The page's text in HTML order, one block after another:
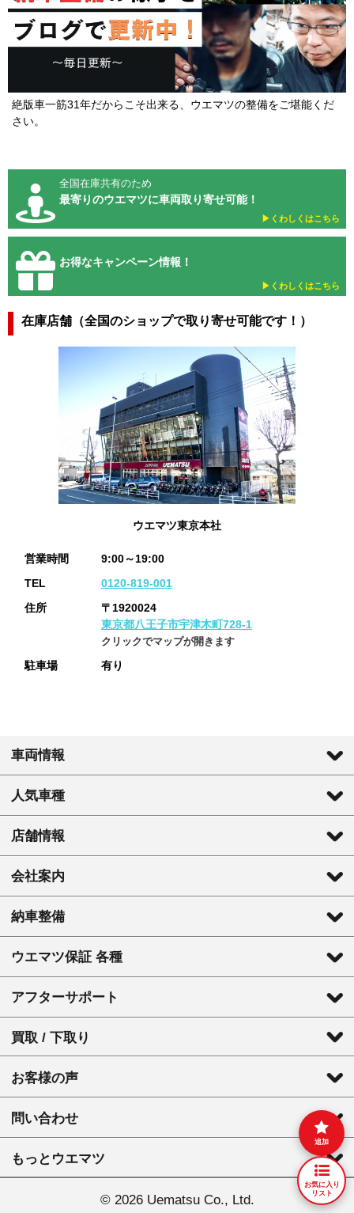
絶版車一筋31年だからこそ出来る、ウエマツの整備をご堪能くだ
さい。
全国在庫共有のため
最寄りのウエマツに車両取り寄せ可能！
▶︎くわしくはこちら
お得なキャンペーン情報！
▶︎くわしくはこちら
在庫店舗（全国のショップで取り寄せ可能です！）
ウエマツ東京本社
営業時間
9:00～19:00
TEL
0120-819-001
住所
〒1920024
東京都八王子市宇津木町728-1
クリックでマップが開きます
駐車場 有り
車両情報
人気車種
店舗情報
会社案内
納車整備
ウエマツ保証 各種
アフターサポート
買取 / 下取り
お客様の声
問い合わせ
もっとウエマツ
© 2026 Uematsu Co., Ltd.
追加
お気に入り
リスト